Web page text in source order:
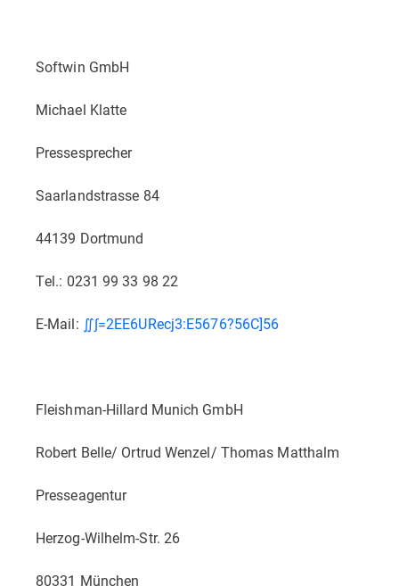
Softwin GmbH
Michael Klatte
Pressesprecher
Saarlandstrasse 84
44139 Dortmund
Tel.: 0231 99 33 98 22
E-Mail: ∬∫=2EE6URecj3:E5676?56C]56
Fleishman-Hillard Munich GmbH
Robert Belle/ Ortrud Wenzel/ Thomas Matthalm
Presseagentur
Herzog-Wilhelm-Str. 26
80331 München